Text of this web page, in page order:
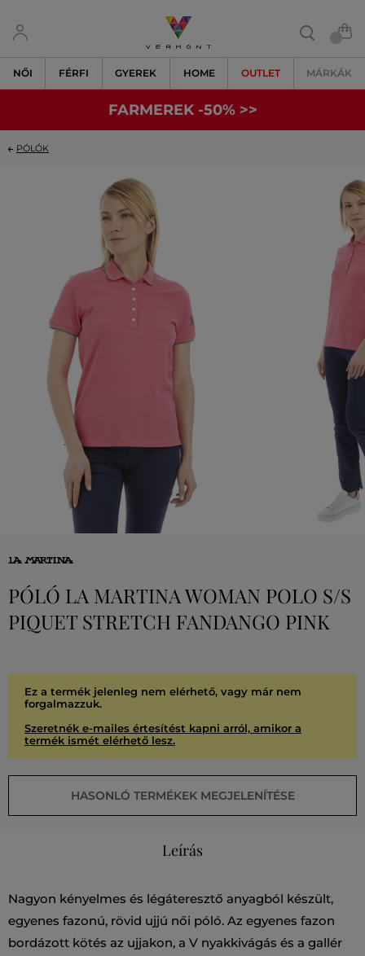
NŐI FÉRFI GYEREK HOME OUTLET MÁRKÁK
FARMEREK -50% >>
PÓLÓK
PÓLÓ LA MARTINA WOMAN POLO S/S
PIQUET STRETCH FANDANGO PINK
Ez a termék jelenleg nem elérhető, vagy már nem
forgalmazzuk.
Szeretnék e-mailes értesítést kapni arról, amikor a
termék ismét elérhető lesz.
HASONLÓ TERMÉKEK MEGJELENÍTÉSE
Leírás
Nagyon kényelmes és légáteresztő anyagból készült,
egyenes fazonú, rövid ujjú női póló. Az egyenes fazon
bordázott kötés az ujjakon, a V nyakkivágás és a gallér